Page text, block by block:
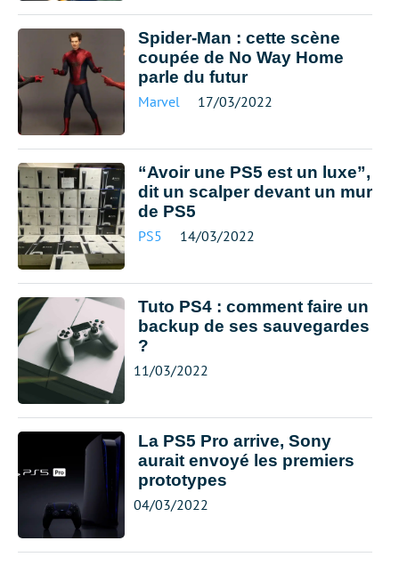
Spider-Man : cette scène
coupée de No Way Home
parle du futur
Marvel 17/03/2022
“Avoir une PS5 est un luxe”,
dit un scalper devant un mur
de PS5
PS5 14/03/2022
Tuto PS4 : comment faire un
backup de ses sauvegardes
?
11/03/2022
La PS5 Pro arrive, Sony
aurait envoyé les premiers
prototypes
04/03/2022